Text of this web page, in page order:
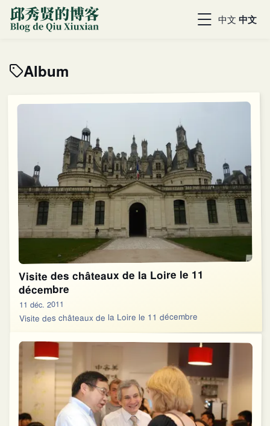
中文 中文
Album
Visite des châteaux de la Loire le 11
décembre
11 déc. 2011
Visite des châteaux de la Loire le 11 décembre